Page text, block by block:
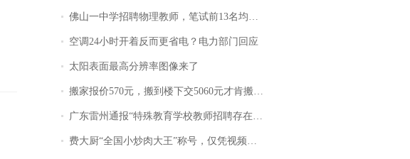
佛山一中学招聘物理教师，笔试前13名均遭淘汰？教育局：已叫停招聘，成立调查组全面核查
空调24小时开着反而更省电？电力部门回应
太阳表面最高分辨率图像来了
搬家报价570元，搬到楼下交5060元才肯搬上楼！女子傻眼了……
广东雷州通报“特殊教育学校教师招聘存在违规行为”：已启动问责程序 副校长被停职
费大厨“全国小炒肉大王”称号，仅凭视频评出？中国烹饪协会回应